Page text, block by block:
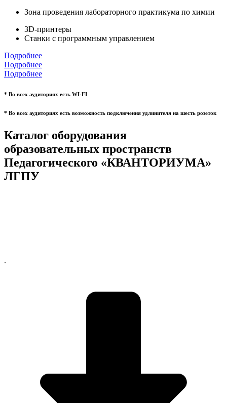
Зона проведения лабораторного практикума по химии
3D-принтеры
Станки с программным управлением
Подробнее
Подробнее
Подробнее
* Во всех аудиториях есть WI-FI
* Во всех аудиториях есть возможность подключения удлинителя на шесть розеток
Каталог оборудования
образовательных пространств
Педагогического «КВАНТОРИУМА»
ЛГПУ
.